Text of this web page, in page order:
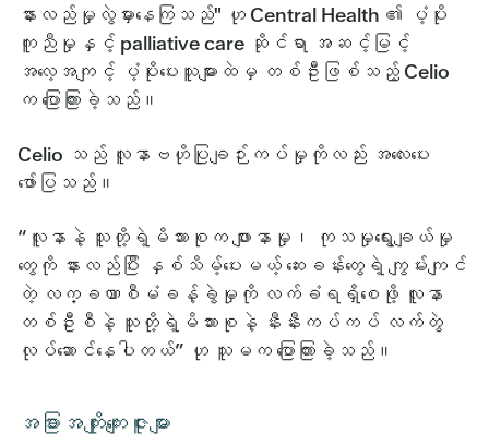
နားလည်မှုလွဲမှားနေကြသည်" ဟု Central Health ၏ ပံ့ပိုး
ကူညီမှုနှင့် palliative care ဆိုင်ရာ အဆင့်မြင့်
အလေ့အကျင့် ပံ့ပိုးပေးသူများထဲမှ တစ်ဦးဖြစ်သည့် Celio
က ပြောကြားခဲ့သည်။
Celio သည် လူနာဗဟိုပြုချဉ်းကပ်မှုကိုလည်း အလေးပေး
ဖော်ပြသည်။
“လူနာနဲ့ သူတို့ရဲ့မိသားစုက ဖျားနာမှု၊ ကုသမှုရွေးချယ်မှု
တွေကို နားလည်ပြီး နှစ်သိမ့်ပေးမယ့် ဆေးခန်းတွေရဲ့ ကျွမ်းကျင်
တဲ့ လက္ခဏာစီမံခန့်ခွဲမှုကို လက်ခံရရှိစေဖို့ လူနာ
တစ်ဦးစီနဲ့ သူတို့ရဲ့မိသားစုနဲ့ နီးနီးကပ်ကပ် လက်တွဲ
လုပ်ဆောင်နေပါတယ်” ဟု သူမက ပြောကြားခဲ့သည်။
အခြားအကျိုးကျေးဇူးများ